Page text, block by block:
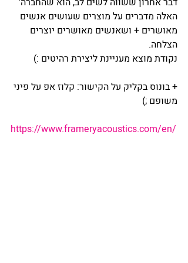
האלה מדברים על מוצרים שעושים אנשים
מאושרים + ושאנשים מאושרים יוצרים
הצלחה.
נקודת מוצא מעניינת ליצירת רהיטים :)
+ בונוס בקליק על הקישור: קלוז אפ על פיני
משופם ;)
https://www.frameryacoustics.com/en/